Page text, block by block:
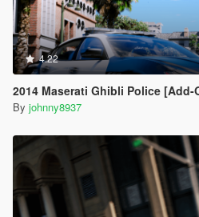
4.22
2014 Maserati Ghibli Police [Add-On
By johnny8937